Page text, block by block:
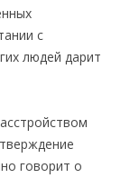
с
людей дарит
говорит о